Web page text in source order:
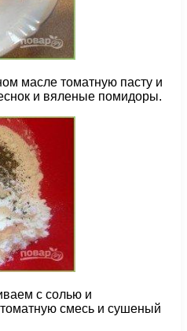
масле томатную пасту и
и вяленые помидоры.
с солью и
смесь и сушеный